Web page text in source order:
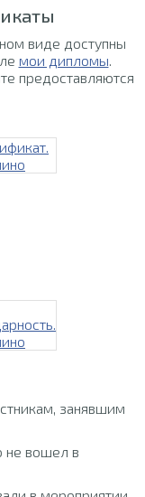
виде доступны
мои дипломы.
предоставляются
занявшим
не вошел в